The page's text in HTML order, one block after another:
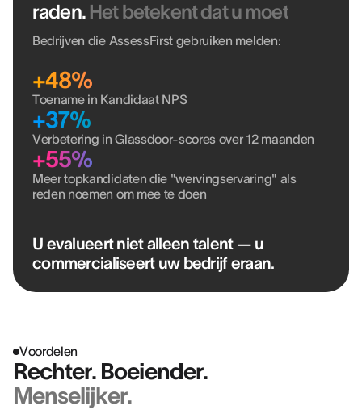
raden.Het betekent dat u moet
Bedrijven die AssessFirst gebruiken melden:
+48%
Toename in Kandidaat NPS
+37%
Verbetering in Glassdoor-scores over 12 maanden
+55%
Meer topkandidaten die "wervingservaring" als
reden noemen om mee te doen
U evalueert niet alleen talent — u
commercialiseert uw bedrijf eraan.
Voordelen
Rechter. Boeiender.
Menselijker.